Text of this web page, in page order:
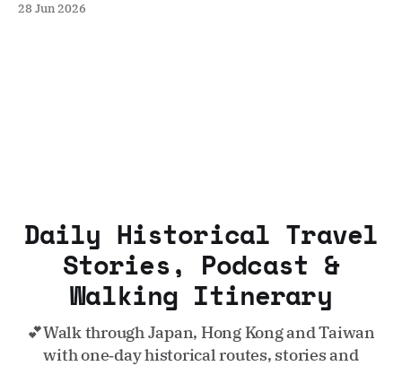
の地下壕、現代の環境保護の葛藤という「4つの境界線」を
28 Jun 2026
Daily Historical Travel
Stories, Podcast &
Walking Itinerary
💕Walk through Japan, Hong Kong and Taiwan
with one‑day historical routes, stories and